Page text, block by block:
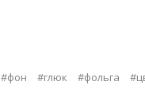
#фон #глюк #фольга